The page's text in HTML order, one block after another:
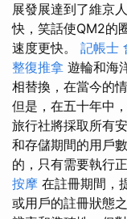
展發展達到了維京
快，笑話使QM2的
速度更快。 記帳士
整復推拿 遊輪和海
相替換，在當今的
但是，在五十年中
旅行社將採取所有
和存儲期間的用戶
的，只有需要執行
按摩 在註冊期間，
或用戶的註冊狀態